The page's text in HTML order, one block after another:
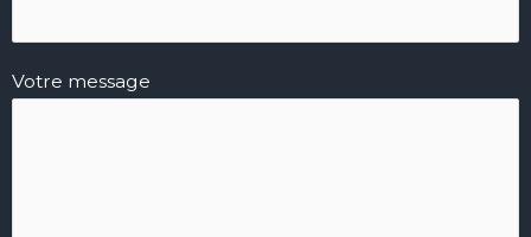
Votre message